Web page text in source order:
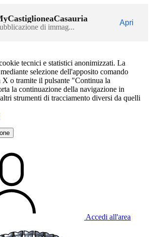
di immag...
Apri
tecnici e statistici anonimizzati. La
selezione dell'apposito comando
X o tramite il pulsante "Continua la
la continuazione della navigazione in
strumenti di tracciamento diversi da quelli
Accedi all'area